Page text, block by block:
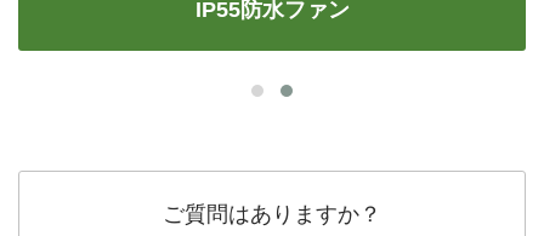
IP55防水ファン
ご質問はありますか？